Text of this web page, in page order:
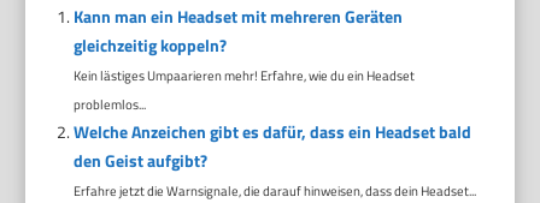
Kann man ein Headset mit mehreren Geräten
gleichzeitig koppeln?
Kein lästiges Umpaarieren mehr! Erfahre, wie du ein Headset
problemlos...
Welche Anzeichen gibt es dafür, dass ein Headset bald
den Geist aufgibt?
Erfahre jetzt die Warnsignale, die darauf hinweisen, dass dein Headset...